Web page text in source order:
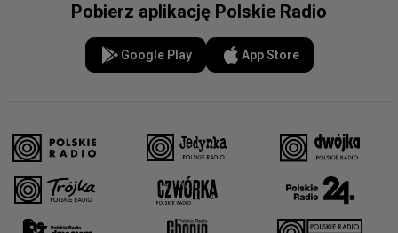
Pobierz aplikację Polskie Radio
Google Play App Store